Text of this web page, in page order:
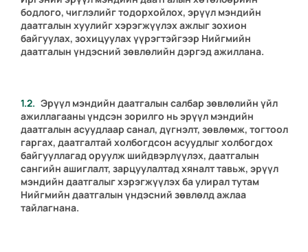
бодлого, чиглэлийг тодорхойлох, эрүүл мэндийн
даатгалын хуулийг хэрэгжүүлэх ажлыг зохион
байгуулах, зохицуулах үүрэгтэйгээр Нийгмийн
даатгалын үндэсний зөвлөлийн дэргэд ажиллана.
Эрүүл мэндийн даатгалын салбар зөвлөлийн үйл
ажиллагааны үндсэн зорилго нь эрүүл мэндийн
даатгалын асуудлаар санал, дүгнэлт, зөвлөмж, тогтоол
гаргах, даатгалтай холбогдсон асуудлыг холбогдох
байгууллагад оруулж шийдвэрлүүлэх, даатгалын
сангийн ашиглалт, зарцуулалтад хяналт тавьж, эрүүл
мэндийн даатгалыг хэрэгжүүлэх ба улирал тутам
Нийгмийн даатгалын үндэсний зөвлөлд ажлаа
тайлагнана.